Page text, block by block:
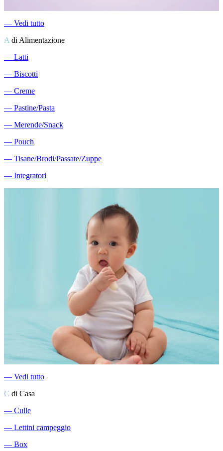
― Vedi tutto
A di Alimentazione
― Latti
― Biscotti
― Creme
― Pastine/Pasta
― Merende/Snack
― Pouch
― Tisane/Brodi/Passate/Zuppe
― Integratori
― Vedi tutto
C di Casa
― Culle
― Lettini campeggio
― Box